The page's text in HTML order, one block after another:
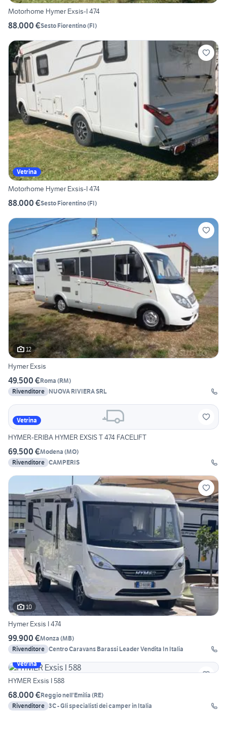
Motorhome Hymer Exsis-I 474
88.000 €Sesto Fiorentino(FI)
Vetrina
Motorhome Hymer Exsis-I 474
88.000 €Sesto Fiorentino(FI)
12
Hymer Exsis
49.500 €Roma (RM)
Rivenditore NUOVA RIVIERA SRL
Vetrina
HYMER-ERIBA HYMER EXSIS T 474 FACELIFT
69.500 €Modena (MO)
Rivenditore CAMPERIS
10
Hymer Exsis I 474
99.900 €Monza (MB)
Rivenditore Centro Caravans Barassi Leader Vendita In Italia
Vetrina
HYMER Exsis I 588
68.000 €Reggio nell'Emilia (RE)
Rivenditore 3C - Gli specialisti dei camper in Italia